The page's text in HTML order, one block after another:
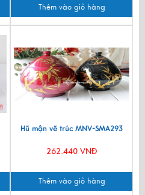
Thêm vào giỏ hàng
Hũ mận vẽ trúc MNV-SMA293
262.440 VNĐ
Thêm vào giỏ hàng